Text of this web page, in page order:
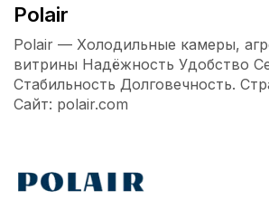
Polair
Polair — Холодильные камеры,
витрины Надёжность Удобство
Стабильность Долговечность.
Сайт: polair.com